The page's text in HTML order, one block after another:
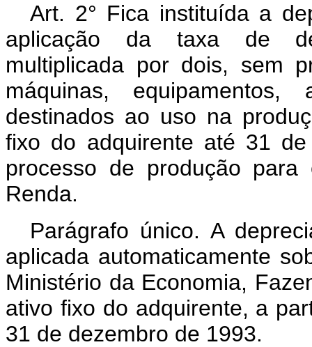
Art. 2° Fica instituída a
aplicação da taxa de
multiplicada por dois, sem
máquinas,
destinados ao uso na
fixo do adquirente até 31
processo de produção
Renda.
Parágrafo único. A
aplicada automaticamente
Ministério da Economia,
ativo fixo do adquirente, a
31 de dezembro de 1993.